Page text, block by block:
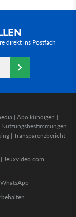
direkt ins Postfach
| Abo kündigen |
Nutzungsbestimmungen |
| Transparenzbericht
| Jeuxvideo.com
WhatsApp